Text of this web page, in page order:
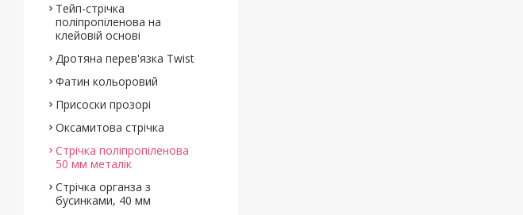
Тейп-стрічка
поліпропіленова на
клейовій основі
Дротяна перев'язка Twist
Фатин кольоровий
Присоски прозорі
Оксамитова стрічка
Стрічка поліпропіленова
50 мм металік
Стрічка органза з
бусинками, 40 мм